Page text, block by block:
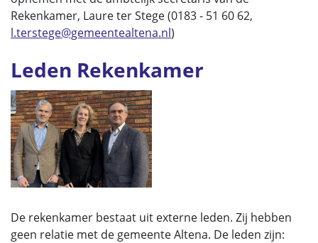
Rekenkamer, Laure ter Stege (0183 - 51 60 62,
l.terstege@gemeentealtena.nl)
Leden Rekenkamer
De rekenkamer bestaat uit externe leden. Zij hebben
geen relatie met de gemeente Altena. De leden zijn: